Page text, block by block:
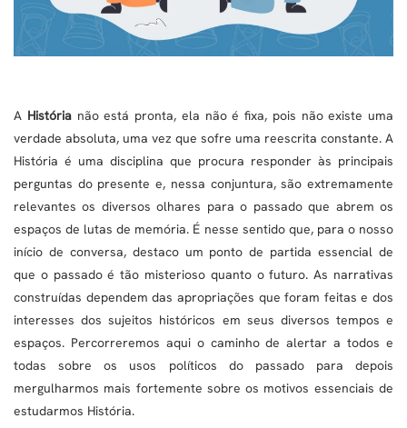
A História não está pronta, ela não é fixa, pois não existe uma
verdade absoluta, uma vez que sofre uma reescrita constante. A
História é uma disciplina que procura responder às principais
perguntas do presente e, nessa conjuntura, são extremamente
relevantes os diversos olhares para o passado que abrem os
espaços de lutas de memória. É nesse sentido que, para o nosso
início de conversa, destaco um ponto de partida essencial de
que o passado é tão misterioso quanto o futuro. As narrativas
construídas dependem das apropriações que foram feitas e dos
interesses dos sujeitos históricos em seus diversos tempos e
espaços. Percorreremos aqui o caminho de alertar a todos e
todas sobre os usos políticos do passado para depois
mergulharmos mais fortemente sobre os motivos essenciais de
estudarmos História.